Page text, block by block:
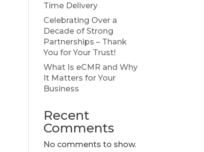
Time Delivery
Celebrating Over a
Decade of Strong
Partnerships – Thank
You for Your Trust!
What Is eCMR and Why
It Matters for Your
Business
Recent
Comments
No comments to show.